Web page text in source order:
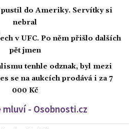
pustil do Ameriky. Servítky si
nebral
v UFC. Po něm přišlo dalších
pět jmen
tenhle odznak, byl mezi
se na aukcích prodává i za 7
000 Kč
mluví - Osobnosti.cz